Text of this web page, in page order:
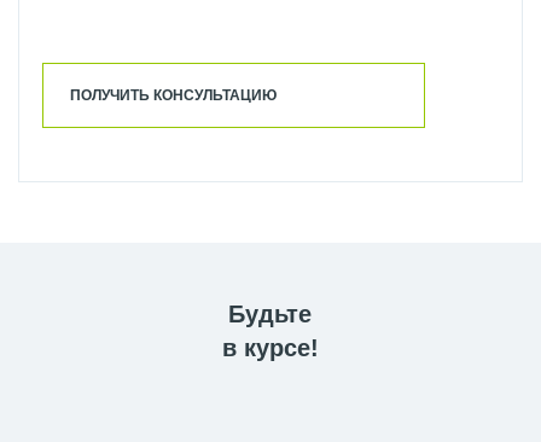
ПОЛУЧИТЬ КОНСУЛЬТАЦИЮ
Будьте
в курсе!